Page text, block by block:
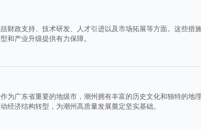
财政支持、技术研发、人才引进以及市场拓展等方面。这些措
和产业升级提供有力保障。
为广东省重要的地级市，潮州拥有丰富的历史文化和独特的地
济结构转型，为潮州高质量发展奠定坚实基础。